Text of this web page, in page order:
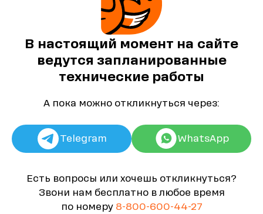
В настоящий момент на сайте
ведутся запланированные
технические работы
А пока можно откликнуться через:
Telegram WhatsApp
Есть вопросы или хочешь откликнуться?
Звони нам бесплатно в любое время
по номеру 8-800-600-44-27